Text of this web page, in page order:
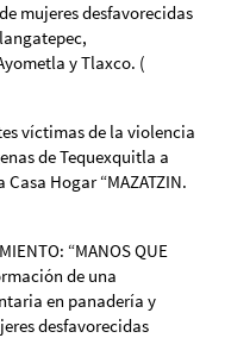
mujeres desfavorecidas
y Tlaxco. (
víctimas de la violencia
de Tequexquitla a
Hogar “MAZATZIN.
“MANOS QUE
de una
en panadería y
desfavorecidas